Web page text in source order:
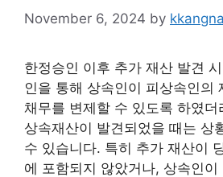
November 6, 2024 by
한정승인 이후 추가 재산 발견
인을 통해 상속인이 피상속인의
채무를 변제할 수 있도록 하였더
상속재산이 발견되었을 때는 상
수 있습니다. 특히 추가 재산이
에 포함되지 않았거나, 상속인